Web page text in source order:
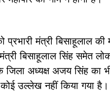
मंत्री बिसाहूलाल
बिसाहूलाल सिंह समेत
जिला अध्यक्ष अजय सिंह
उल्लेख नहीं किया गया